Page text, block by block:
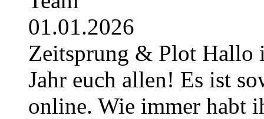
01.01.2026
Zeitsprung & Plot Hallo
Jahr euch allen! Es ist
online. Wie immer habt